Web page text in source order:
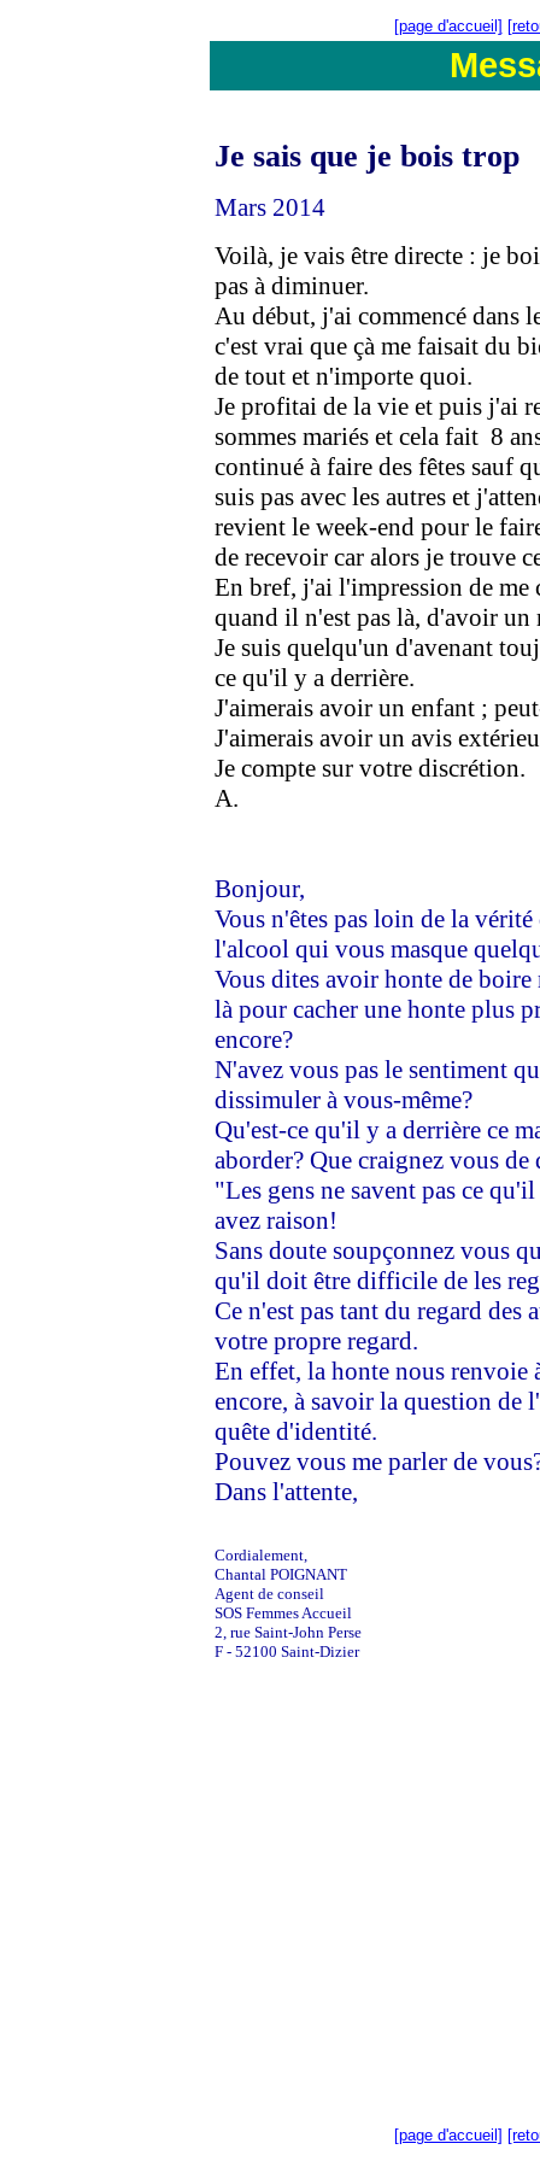
[page d'accueil]
Je sais que je bois trop
Mars 2014
Voilà, je vais être directe : je
pas à diminuer.
Au début, j'ai commencé dans
c'est vrai que çà me faisait du
de tout et n'importe quoi.
Je profitai de la vie et puis j'ai
sommes mariés et cela fait 8
continué à faire des fêtes sauf
suis pas avec les autres et
revient le week-end pour le
de recevoir car alors je trouve
En bref, j'ai l'impression de me
quand il n'est pas là, d'avoir un
Je suis quelqu'un d'avenant
ce qu'il y a derrière.
J'aimerais avoir un enfant ;
J'aimerais avoir un avis
Je compte sur votre discrétion.
A.
Bonjour,
Vous n'êtes pas loin de la
l'alcool qui vous masque
Vous dites avoir honte de
là pour cacher une honte plus
encore?
N'avez vous pas le sentiment
dissimuler à vous-même?
Qu'est-ce qu'il y a derrière ce
aborder? Que craignez vous
"Les gens ne savent pas ce
avez raison!
Sans doute soupçonnez vous
qu'il doit être difficile de les
Ce n'est pas tant du regard des
votre propre regard.
En effet, la honte nous renvoie
encore, à savoir la question
quête d'identité.
Pouvez vous me parler de
Dans l'attente,
Cordialement,
Chantal POIGNANT
Agent de conseil
SOS Femmes Accueil
2, rue Saint-John Perse
F - 52100 Saint-Dizier
[page d'accueil]